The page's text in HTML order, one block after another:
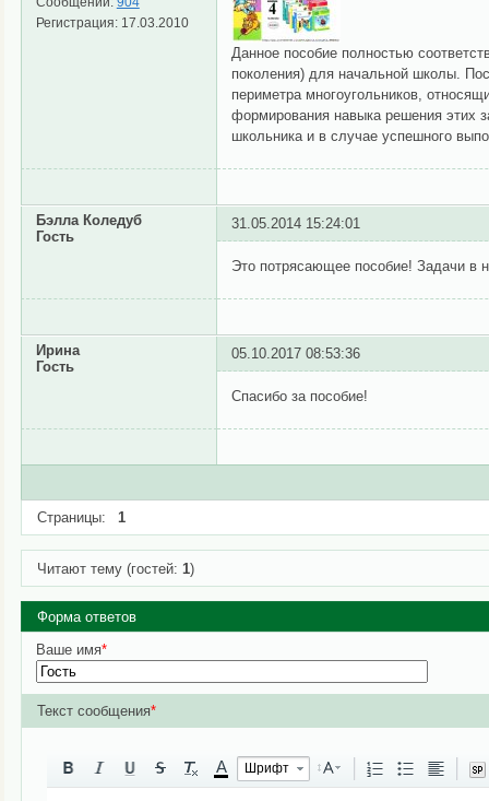
Регистрация: 17.03.2010
Данное пособие полностью
поколения) для начальной школы.
периметра многоугольников,
формирования навыка решения этих
школьника и в случае успешного
Бэлла Коледуб
Гость
31.05.2014 15:24:01
Это потрясающее пособие! Задачи в
Ирина
Гость
05.10.2017 08:53:36
Спасибо за пособие!
Страницы: 1
Читают тему (гостей: 1)
Форма ответов
Ваше имя*
Текст сообщения*
A Шрифт